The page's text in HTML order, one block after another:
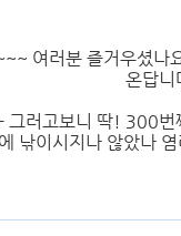
여러분 즐거우셨나
온답
그러고보니 딱! 300번
낚이시지나 않았나